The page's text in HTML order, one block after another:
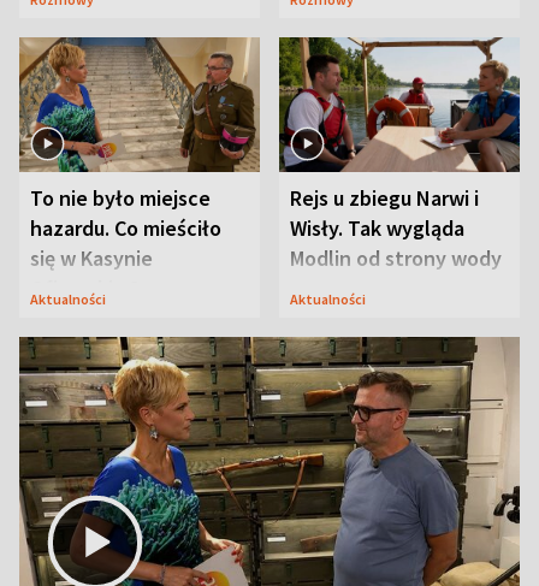
To nie było miejsce
hazardu. Co mieściło
się w Kasynie
Oficerskim?
Aktualności
Rejs u zbiegu Narwi i
Wisły. Tak wygląda
Modlin od strony wody
Aktualności